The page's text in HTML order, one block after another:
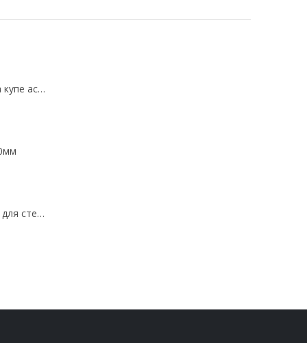
Ролики для шкафа купе асимметричные
"F" Уговая планка для стеновых панелей